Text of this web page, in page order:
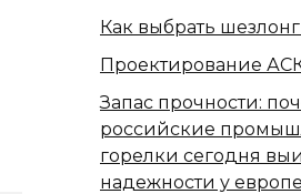
Как выбрать
Проектирование
Запас прочности:
российские
горелки сегодня
надежности у